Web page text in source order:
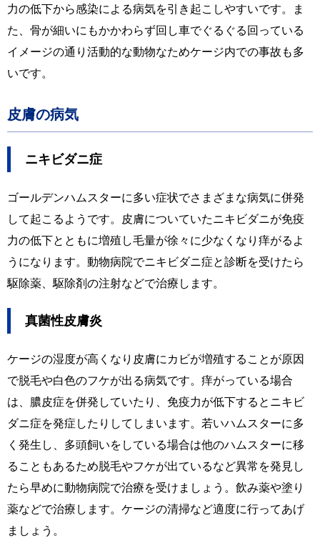
力の低下から感染による病気を引き起こしやすいです。ま
た、骨が細いにもかかわらず回し車でぐるぐる回っている
イメージの通り活動的な動物なためケージ内での事故も多
いです。
皮膚の病気
ニキビダニ症
ゴールデンハムスターに多い症状でさまざまな病気に併発
して起こるようです。皮膚についていたニキビダニが免疫
力の低下とともに増殖し毛量が徐々に少なくなり痒がるよ
うになります。動物病院でニキビダニ症と診断を受けたら
駆除薬、駆除剤の注射などで治療します。
真菌性皮膚炎
ケージの湿度が高くなり皮膚にカビが増殖することが原因
で脱毛や白色のフケが出る病気です。痒がっている場合
は、膿皮症を併発していたり、免疫力が低下するとニキビ
ダニ症を発症したりしてしまいます。若いハムスターに多
く発生し、多頭飼いをしている場合は他のハムスターに移
ることもあるため脱毛やフケが出ているなど異常を発見し
たら早めに動物病院で治療を受けましょう。飲み薬や塗り
薬などで治療します。ケージの清掃など適度に行ってあげ
ましょう。